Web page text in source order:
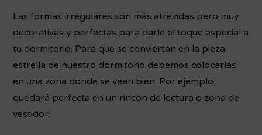
Las formas irregulares son más atrevidas pero muy
decorativas y perfectas para darle el toque especial a
tu dormitorio. Para que se conviertan en la pieza
estrella de nuestro dormitorio debemos colocarlas
en una zona donde se vean bien. Por ejemplo,
quedará perfecta en un rincón de lectura o zona de
vestidor.